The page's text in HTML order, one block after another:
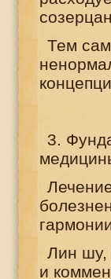
Тем
3.
Лин шу,
и